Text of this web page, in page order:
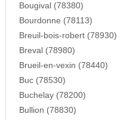
Bougival (78380)
Bourdonne (78113)
Breuil-bois-robert (78930)
Breval (78980)
Brueil-en-vexin (78440)
Buc (78530)
Buchelay (78200)
Bullion (78830)